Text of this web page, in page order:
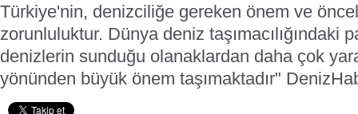
Türkiye'nin, denizciliğe gereken önem ve
zorunluluktur. Dünya deniz taşımacılığındaki
denizlerin sunduğu olanaklardan daha çok
yönünden büyük önem taşımaktadır"